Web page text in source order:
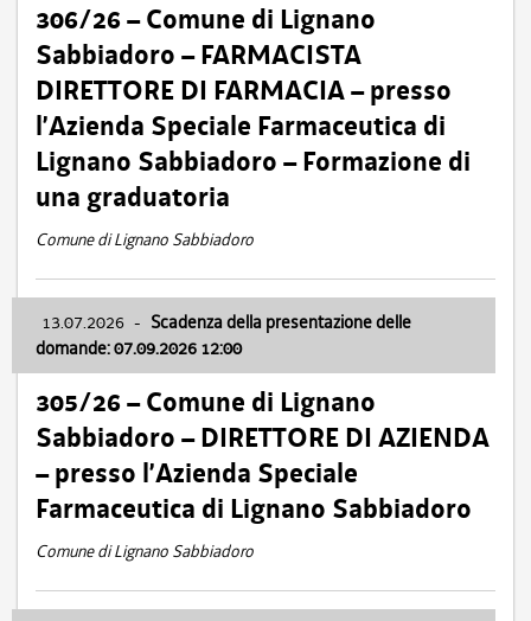
306/26 – Comune di Lignano
Sabbiadoro – FARMACISTA
DIRETTORE DI FARMACIA – presso
l’Azienda Speciale Farmaceutica di
Lignano Sabbiadoro – Formazione di
una graduatoria
Comune di Lignano Sabbiadoro
13.07.2026 - Scadenza della presentazione delle
domande: 07.09.2026 12:00
305/26 – Comune di Lignano
Sabbiadoro – DIRETTORE DI AZIENDA
– presso l’Azienda Speciale
Farmaceutica di Lignano Sabbiadoro
Comune di Lignano Sabbiadoro